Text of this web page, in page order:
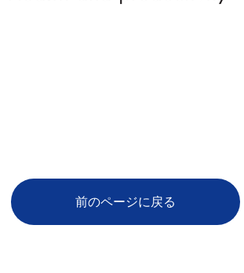
前のページに戻る